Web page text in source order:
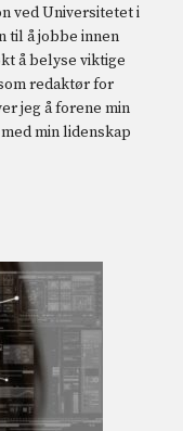
ved Universitetet i
til å jobbe innen
å belyse viktige
redaktør for
jeg å forene min
min lidenskap